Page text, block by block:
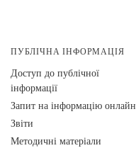
ПУБЛІЧНА ІНФОРМАЦІЯ
Доступ до публічної
інформації
Запит на інформацію онлайн
Звіти
Методичні матеріали